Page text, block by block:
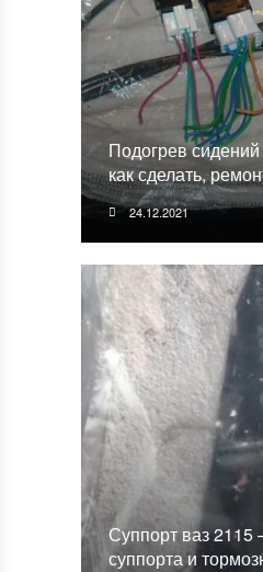
Подогрев
как сделать,
24.12.2021
Суппорт ваз
суппорта и